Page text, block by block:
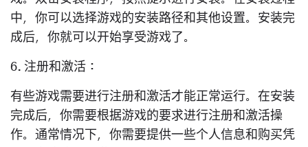
中，你可以选择游戏的安装路径和其他设置。安装完
成后，你就可以开始享受游戏了。
6. 注册和激活：
有些游戏需要进行注册和激活才能正常运行。在安装
完成后，你需要根据游戏的要求进行注册和激活操
作。通常情况下，你需要提供一些个人信息和购买凭